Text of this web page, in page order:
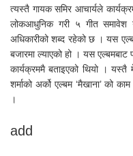
त्यस्तै गायक समिर आचार्यले
लोकआधुनिक गरी ५ गीत समावेश
अधिकारीको शब्द रहेको छ । यस
बजारमा ल्याएको हो । यस
कार्यक्रममै बताइएको थियो । यस्तै
शर्माको अर्को एल्बम ‘मैखाना’ को
।
add